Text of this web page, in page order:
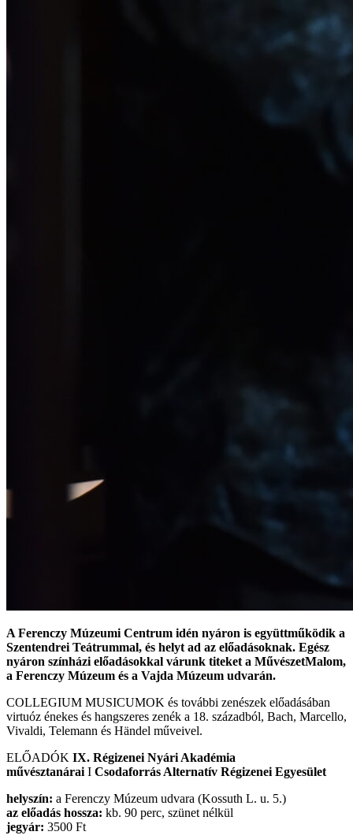
A Ferenczy Múzeumi Centrum idén nyáron is együttműködik a
Szentendrei Teátrummal, és helyt ad az előadásoknak. Egész
nyáron színházi előadásokkal várunk titeket a MűvészetMalom,
a Ferenczy Múzeum és a Vajda Múzeum udvarán.
COLLEGIUM MUSICUMOK és további zenészek előadásában
virtuóz énekes és hangszeres zenék a 18. századból, Bach, Marcello,
Vivaldi, Telemann és Händel műveivel.
ELŐADÓK IX. Régizenei Nyári Akadémia
művésztanáraiI Csodaforrás Alternatív Régizenei Egyesület
helyszín: a Ferenczy Múzeum udvara (Kossuth L. u. 5.)
az előadás hossza: kb. 90 perc, szünet nélkül
jegyár: 3500 Ft